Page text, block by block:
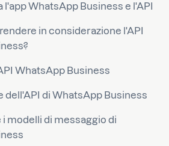
l'app WhatsApp Business e l'API
in considerazione l'API
WhatsApp Business
dell'API di WhatsApp Business
modelli di messaggio di